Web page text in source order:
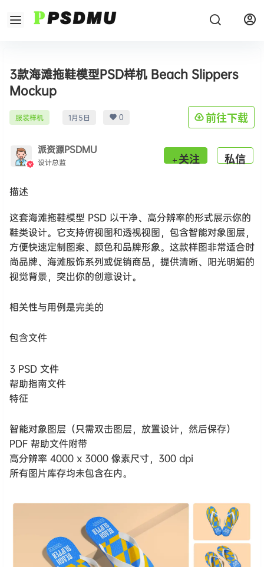
3款海滩拖鞋模型PSD样机 Beach Slippers
Mockup
服装样机 1月5日 0 前往下载
派资源PSDMU
设计总监 关注 私信
描述
这套海滩拖鞋模型 PSD 以干净、高分辨率的形式展示你的
鞋类设计。它支持俯视图和透视视图，包含智能对象图层，
方便快速定制图案、颜色和品牌形象。这款样图非常适合时
尚品牌、海滩服饰系列或促销商品，提供清晰、阳光明媚的
视觉背景，突出你的创意设计。
相关性与用例是完美的
包含文件
3 PSD 文件
帮助指南文件
特征
智能对象图层（只需双击图层，放置设计，然后保存）
PDF 帮助文件附带
高分辨率 4000 x 3000 像素尺寸，300 dpi
所有图片库存均未包含在内。